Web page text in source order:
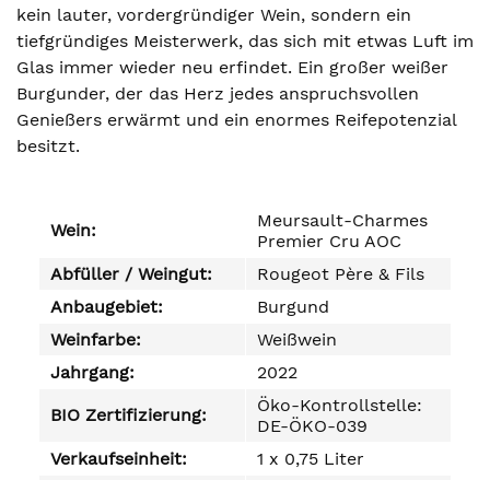
kein lauter, vordergründiger Wein, sondern ein
tiefgründiges Meisterwerk, das sich mit etwas Luft im
Glas immer wieder neu erfindet. Ein großer weißer
Burgunder, der das Herz jedes anspruchsvollen
Genießers erwärmt und ein enormes Reifepotenzial
besitzt.
Wein:
Meursault-Charmes
Premier Cru AOC
Abfüller / Weingut:
Rougeot Père & Fils
Anbaugebiet:
Burgund
Weinfarbe:
Weißwein
Jahrgang:
2022
BIO Zertifizierung:
Öko-Kontrollstelle:
DE-ÖKO-039
Verkaufseinheit:
1 x 0,75 Liter